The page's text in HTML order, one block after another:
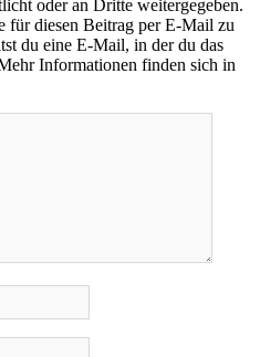
oder an Dritte weitergegeben.
für diesen Beitrag per E-Mail zu
du eine E-Mail, in der du das
Informationen finden sich in